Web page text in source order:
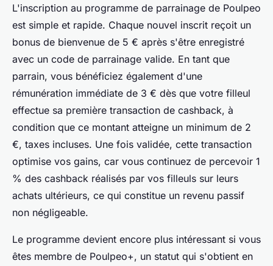
L'inscription au programme de parrainage de Poulpeo
est simple et rapide. Chaque nouvel inscrit reçoit un
bonus de bienvenue de 5 € après s'être enregistré
avec un code de parrainage valide. En tant que
parrain, vous bénéficiez également d'une
rémunération immédiate de 3 € dès que votre filleul
effectue sa première transaction de cashback, à
condition que ce montant atteigne un minimum de 2
€, taxes incluses. Une fois validée, cette transaction
optimise vos gains, car vous continuez de percevoir 1
% des cashback réalisés par vos filleuls sur leurs
achats ultérieurs, ce qui constitue un revenu passif
non négligeable.
Le programme devient encore plus intéressant si vous
êtes membre de Poulpeo+, un statut qui s'obtient en